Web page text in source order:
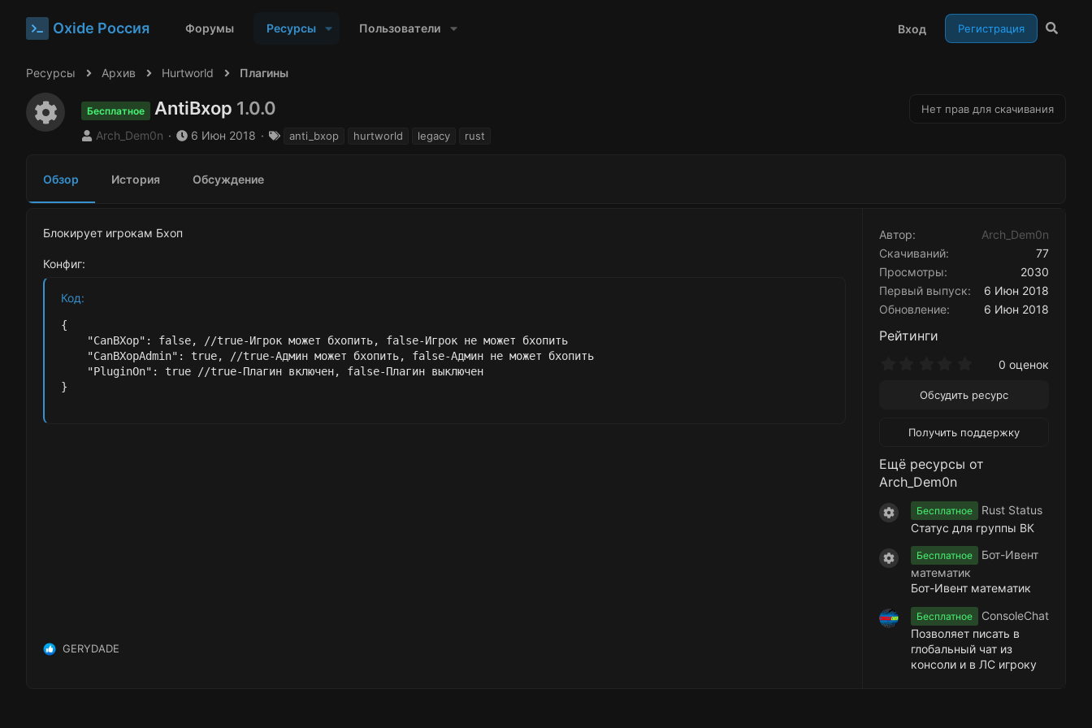
Oxide Россия Форумы Ресурсы Пользователи Вход Регистрация
Ресурсы Архив Hurtworld Плагины
Иконка ресурса
Бесплатное AntiBxop 1.0.0 Нет прав для скачивания
А
Arch_Dem0n
Д
а
6 Июн 2018
Тanti_bxop hurtworld legacy rust
Обзор История Обсуждение
Блокирует игрокам Бхоп
Конфиг:
Код:
{
    "CanBXop": false, //true-Игрок может бхопить, false-Игрок не может бхопить
    "CanBXopAdmin": true, //true-Админ может бхопить, false-Админ не может бхопить
    "PluginOn": true //true-Плагин включен, false-Плагин выключен
}
Р
GERYDADE
Автор
Arch_Dem0n
Скачиваний
77
Просмотры
2030
Первый выпуск
6 Июн 2018
Обновление
6 Июн 2018
Рейтинги
0
в
ё
д
0 оценок
Обсудить ресурс
Получить поддержку
Ещё ресурсы от
Arch_Dem0n
Иконка ресурса
Бесплатное
Rust Status
Статус для группы ВК
Иконка ресурса
Бесплатное
Бот-Ивент
математик
Бот-Ивент математик
Бесплатное
ConsoleChat
Позволяет писать в
глобальный чат из
консоли и в ЛС игроку